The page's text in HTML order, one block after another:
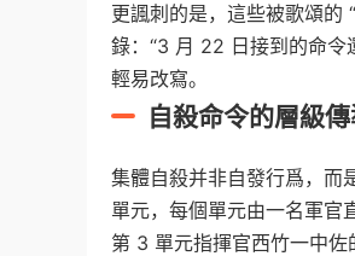
更諷刺的是，這些被歌頌的
錄：“3 月 22 日接到的命令
輕易改寫。
自殺命令的層級
集體自殺并非自發行爲，而
單元，每個單元由一名軍官
第 3 單元指揮官西竹一中佐